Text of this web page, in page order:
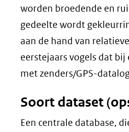
worden broedende en
gedeelte wordt
aan de hand van
eerstejaars vogels dat
met zenders/GPS-
Soort dataset
Een centrale database,